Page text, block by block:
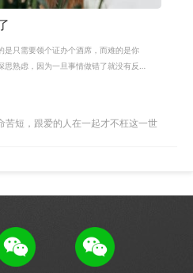
是只需要领个证办个酒席，而难的是你
熟虑，因为一旦事情做错了就没有反
短，跟爱的人在一起才不枉这一世